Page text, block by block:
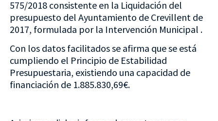
575/2018 consistente en la Liquidación del
presupuesto del Ayuntamiento de Crevillent de
2017, formulada por la Intervención Municipal .
Con los datos facilitados se afirma que se está
cumpliendo el Principio de Estabilidad
Presupuestaria, existiendo una capacidad de
financiación de 1.885.830,69€.